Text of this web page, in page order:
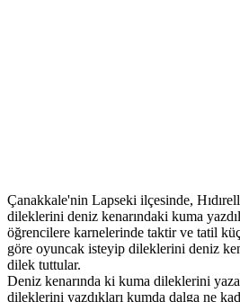
Çanakkale'nin Lapseki ilçesinde,
dileklerini deniz kenarındaki kuma
öğrencilere karnelerinde taktir ve tatil
göre oyuncak isteyip dileklerini deniz
dilek tuttular.
Deniz kenarında ki kuma dileklerini
dileklerini yazdıkları kumda dalga ne